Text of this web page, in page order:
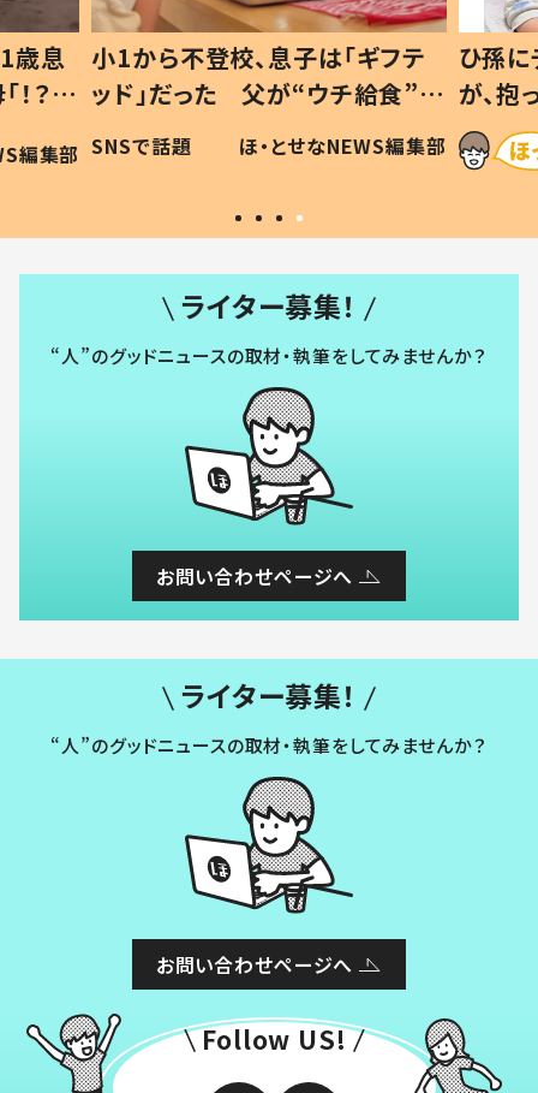
歳息
？」
編集部
小1から不登校、息子は「ギフテ
ッド」だった 父が“ウチ給食”を
作り続ける理由とは #令和の親
#令和の子
SNSで話題 ほ・とせなNEWS編集部
ひ孫
が、
「涙が
い」
ライター募集！
“人”のグッドニュースの取材・執筆をしてみませんか？
お問い合わせページへ
ライター募集！
“人”のグッドニュースの取材・執筆をしてみませんか？
お問い合わせページへ
Follow US!